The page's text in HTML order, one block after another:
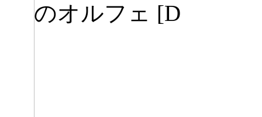
のオルフェ [D